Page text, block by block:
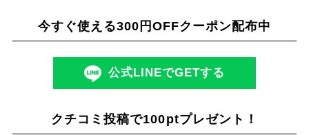
今すぐ使える300円OFFクーポン配布中
公式LINEでGETする
クチコミ投稿で100ptプレゼント！